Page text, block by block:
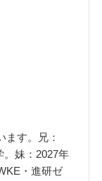
ます。兄：
。妹：2027年
・進研ゼ